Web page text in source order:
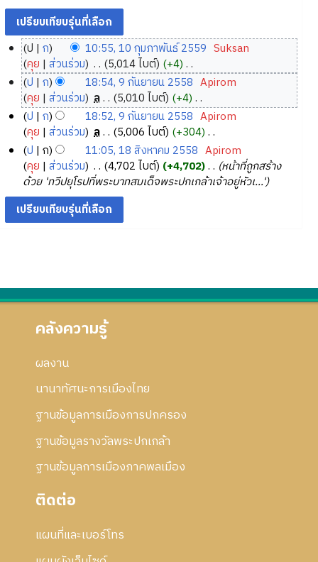
0
ม
า
ธ์
5
ป ก 10:55, 10 กุมภาพันธ์ 2559 Suksan
คุย ส่วนร่วม ‎ 5,014 ไบต์ +4 ‎
ไ
ม่
มี
ค
ว
า
ม
ย่
อ
ก
ไ
กั
ย
น
5
ป ก 18:54, 9 กันยายน 2558 Apirom
คุย ส่วนร่วม ‎ล 5,010 ไบต์ +4 ‎
ไ
ม่
มี
ค
ว
า
ม
ย่
ร
แ
ป ก 18:52, 9 กันยายน 2558 Apirom
คุย ส่วนร่วม ‎ล 5,006 ไบต์ +304 ‎
ไ
ม่
มี
ค
ว
า
ก
า
สิ
ง
ม
2
ป ก 11:05, 18 สิงหาคม 2558 Apirom
คุย ส่วนร่วม ‎ 4,702 ไบต์ +4,702 ‎
หน้าที่ถูกสร้าง
ด้วย 'ทวีปยุโรปที่พระบาทสมเด็จพระปกเกล้าเจ้าอยู่หัวเ...'
คลังความรู้
ผลงาน
นานาทัศนะการเมืองไทย
ฐานข้อมูลการเมืองการปกครอง
ฐานข้อมูลรางวัลพระปกเกล้า
ฐานข้อมูลการเมืองภาคพลเมือง
ติดต่อ
แผนที่และเบอร์โทร